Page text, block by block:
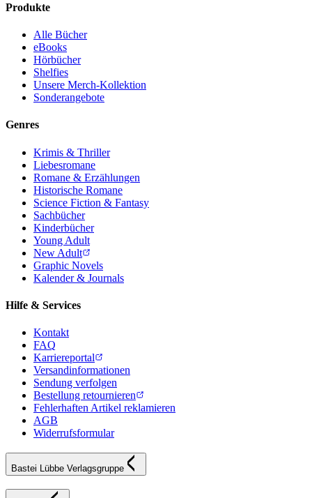
Produkte
Alle Bücher
eBooks
Hörbücher
Shelfies
Unsere Merch-Kollektion
Sonderangebote
Genres
Krimis & Thriller
Liebesromane
Romane & Erzählungen
Historische Romane
Science Fiction & Fantasy
Sachbücher
Kinderbücher
Young Adult
New Adult
Graphic Novels
Kalender & Journals
Hilfe & Services
Kontakt
FAQ
Karriereportal
Versandinformationen
Sendung verfolgen
Bestellung retournieren
Fehlerhaften Artikel reklamieren
AGB
Widerrufsformular
Bastei Lübbe Verlagsgruppe